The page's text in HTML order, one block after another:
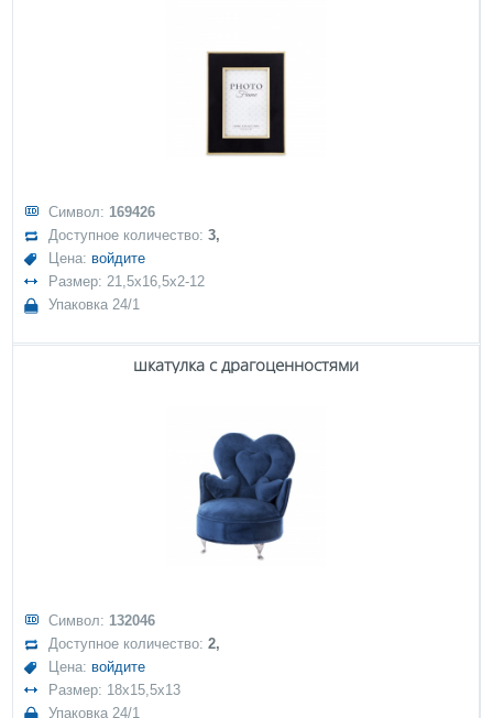
Символ: 169426
Доступное количество:3,
Цена: войдите
Размер: 21,5x16,5x2-12
Упаковка 24/1
шкатулка с драгоценностями
Символ: 132046
Доступное количество:2,
Цена: войдите
Размер: 18x15,5x13
Упаковка 24/1